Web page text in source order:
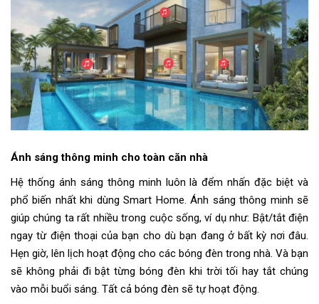
Ánh sáng thông minh cho toàn căn nhà
Hệ thống ánh sáng thông minh luôn là đểm nhấn đặc biệt và
phổ biến nhất khi dùng Smart Home. Ánh sáng thông minh sẽ
giúp chúng ta rất nhiều trong cuộc sống, ví dụ như: Bật/tắt điện
ngay từ điện thoại của bạn cho dù bạn đang ở bất kỳ nơi đâu.
Hẹn giờ, lên lịch hoạt động cho các bóng đèn trong nhà. Và bạn
sẽ không phải đi bật từng bóng đèn khi trời tối hay tắt chúng
vào mỗi buổi sáng. Tất cả bóng đèn sẽ tự hoạt động.